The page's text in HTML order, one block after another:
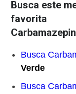
Busca este
favorita
Busca
Verde
Busca